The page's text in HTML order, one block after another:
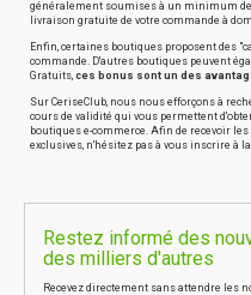
généralement soumises à un minimum
livraison gratuite de votre commande à
Enfin, certaines boutiques proposent des
commande. D'autres boutiques peuvent
Gratuits, ces bonus sont un des
Sur CeriseClub, nous nous efforçons à
cours de validité qui vous permettent
boutiques e-commerce. Afin de recevoir
exclusives, n'hésitez pas à vous inscrire à
Restez informé des
des milliers d'autres
Recevez directement sans attendre les